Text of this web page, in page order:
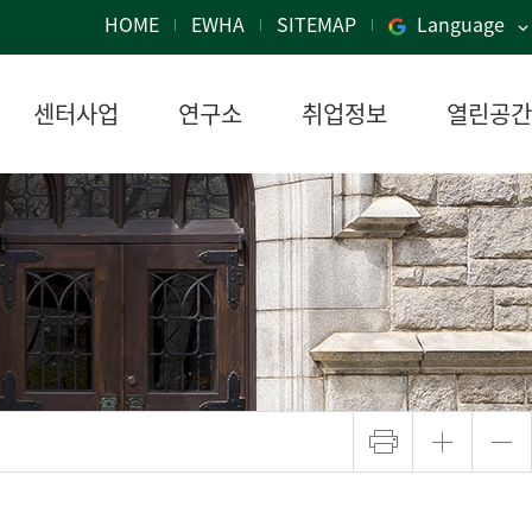
HOME EWHA SITEMAP Language
센터사업 연구소 취업정보 열린공간